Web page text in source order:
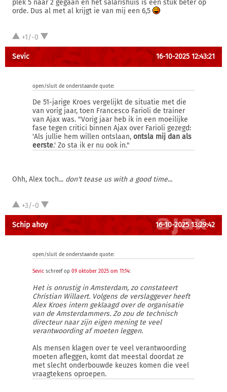
plek 5 naar 2 gegaan en het salarishuis is een stuk beter op
orde. Dus al met al krijgt ie van mij een 6,5
+1/-0
Sevic 16-10-2025 12:43:21
open/sluit de onderstaande quote:
De 51-jarige Kroes vergelijkt de situatie met die
van vorig jaar, toen Francesco Farioli de trainer
van Ajax was. "Vorig jaar heb ik in een moeilijke
fase tegen critici binnen Ajax over Farioli gezegd:
'Als jullie hem willen ontslaan, ontsla mij dan als
eerste.' Zo sta ik er nu ook in."
Ohh, Alex toch... don't tease us with a good time...
+3/-0
Schip ahoy 16-10-2025 13:29:42
open/sluit de onderstaande quote:
Sevic schreef op 09 oktober 2025 om 11:14:
Het is onrustig in Amsterdam, zo constateert
Christian Willaert. Volgens de verslaggever heeft
Alex Kroes intern geklaagd over de organisatie
van de Amsterdammers. Zo zou de technisch
directeur naar zijn eigen mening te veel
verantwoording af moeten leggen.
Als mensen klagen over te veel verantwoording
moeten afleggen, komt dat meestal doordat ze
met slecht onderbouwde keuzes komen die veel
vraagtekens oproepen.